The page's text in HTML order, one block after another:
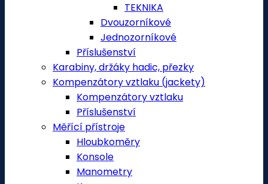
TEKNIKA
Dvouzorníkové
Jednozorníkové
Příslušenství
Karabiny, držáky hadic, přezky
Kompenzátory vztlaku (jackety)
Kompenzátory vztlaku
Příslušenství
Měřící přístroje
Hloubkoměry
Konsole
Manometry